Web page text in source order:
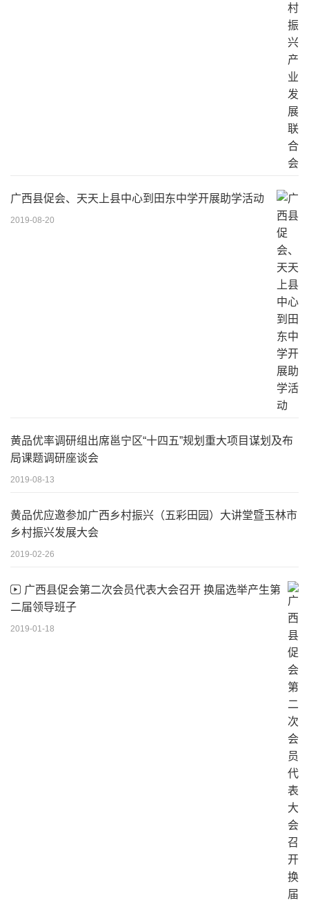
广西县促会、天天上县中心到田东中学开展助学活动
2019-08-20
黄品优率调研组出席邕宁区“十四五”规划重大项目谋划及布
局课题调研座谈会
2019-08-13
黄品优应邀参加广西乡村振兴（五彩田园）大讲堂暨玉林市
乡村振兴发展大会
2019-02-26
广西县促会第二次会员代表大会召开 换届选举产生第
二届领导班子
2019-01-18